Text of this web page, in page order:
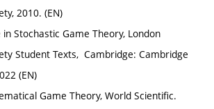
2010. (EN)
in Stochastic Game Theory, London
Student Texts, Cambridge: Cambridge
(EN)
Game Theory, World Scientific.